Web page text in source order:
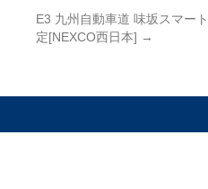
E3 九州自動車道 味坂スマー
定[NEXCO西日本] →